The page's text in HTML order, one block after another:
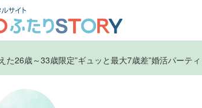
た26歳～33歳限定”ギュッと最大7歳差”婚活パーティ